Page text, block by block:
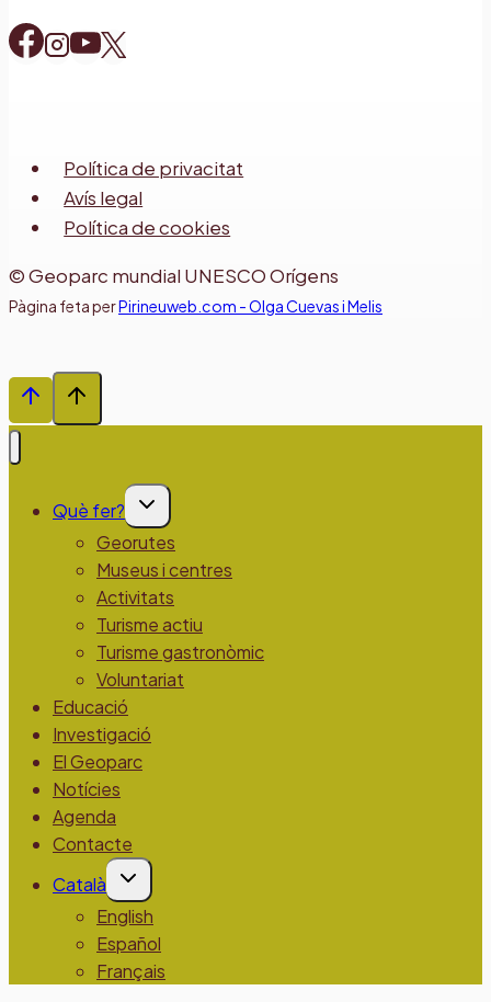
Política de privacitat
Avís legal
Política de cookies
© Geoparc mundial UNESCO Orígens
Pàgina feta perPirineuweb.com - Olga Cuevas i Melis
Què fer?
Alterna
menú
fill
Georutes
Museus i centres
Activitats
Turisme actiu
Turisme gastronòmic
Voluntariat
Educació
Investigació
El Geoparc
Notícies
Agenda
Contacte
Català
Alterna
menú
fill
English
Español
Français